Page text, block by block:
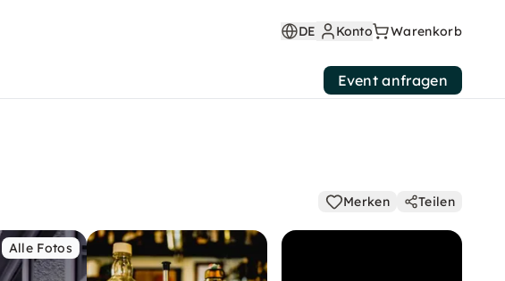
DE Konto Warenkorb
Event anfragen
Merken Teilen
Alle Fotos